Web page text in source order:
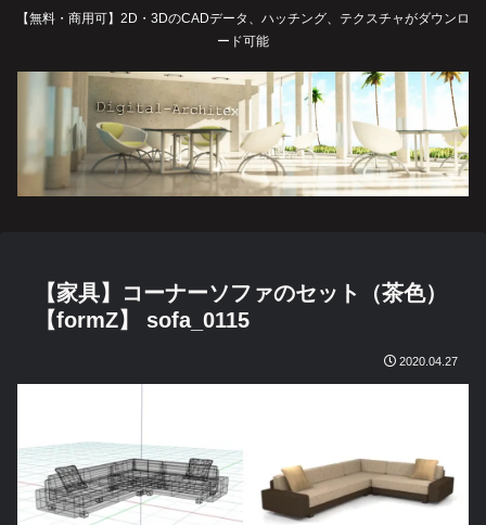
【無料・商用可】2D・3DのCADデータ、ハッチング、テクスチャがダウンロ
ード可能
【家具】コーナーソファのセット（茶色）
【formZ】 sofa_0115
2020.04.27